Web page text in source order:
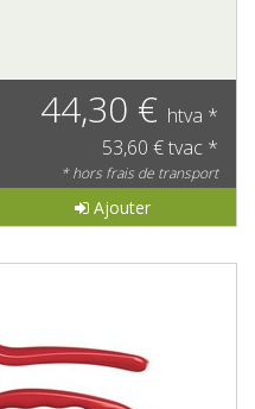
44,30 € htva *
53,60 € tvac *
* hors frais de transport
Ajouter